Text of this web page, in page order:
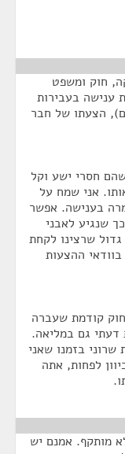
חוק ומשפט
ענישה בעבירות
הצעתו של חבר
חסרי ישע וקל
אני שמח על
בענישה. אפשר
שנגיע לאבני
שרצינו לקחת
ההצעות
קודמת שעברה
דעתי גם במליאה.
בזמנו שאני
לפחות, אתה
מותקף. אמנם יש